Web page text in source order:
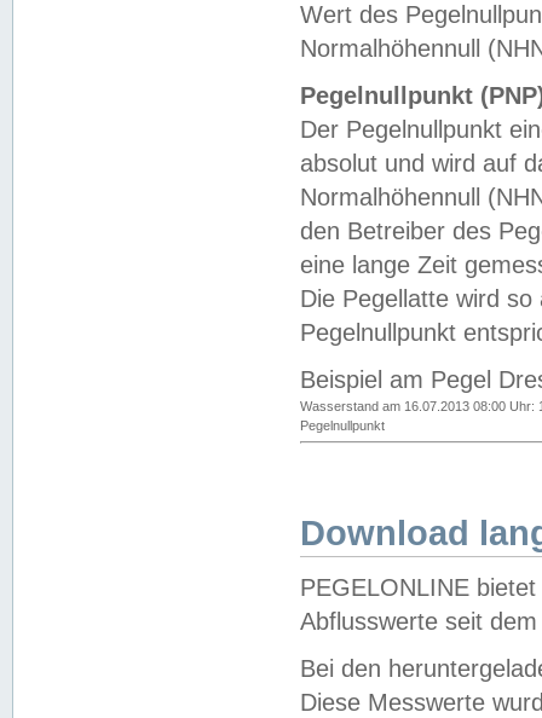
Wert des
Normalhöhennull
Pegelnullpunkt
Der Pegelnullpunkt
absolut und wird auf
Normalhöhennull
den Betreiber des
eine lange Zeit
Die Pegellatte wird
Pegelnullpunkt
Beispiel am Pegel
Wasserstand am 16.07.2013 08:00 Uhr:
Pegelnullpunkt
Download
PEGELONLINE
Abflusswerte seit
Bei den
Diese Messwerte